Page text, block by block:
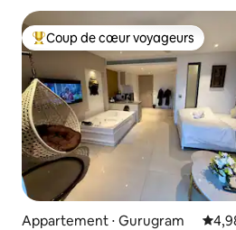
Coups de cœur voyageurs les
Coup de cœur voyageurs
Appartement ⋅ Gurugram